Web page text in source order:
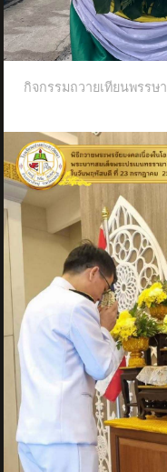
กิจกรรมถวายเทียนพรรษา